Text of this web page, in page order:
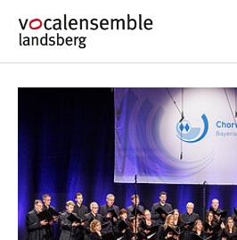
Skip to main navigation
Skip to main content
Skip to page footer
Show larger version